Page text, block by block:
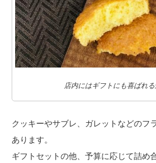
店内にはギフトにも喜ばれ
クッキーやサブレ、ガレットなどのフ
あります。
ギフトセットの他、予算に応じて詰め